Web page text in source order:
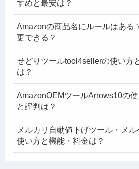
すめと最安は？
Amazonの商品名にルールはある
更できる？
せどりツールtool4sellerの使い方
は？
AmazonOEMツールArrows10の
と評判は？
メルカリ自動値下げツール・メ
使い方と機能・料金は？